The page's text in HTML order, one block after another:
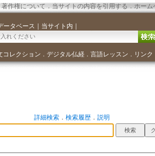
著作権について．当サイトの内容を引用する ． ホーム
ータベース ｜ 当サイト内 ｜
コレクション ． デジタル仏経． 言語レッスン ． リンク
詳細検索． 検索履歴． 説明